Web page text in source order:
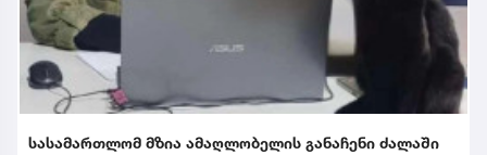
სასამართლომ მზია ამაღლობელის განაჩენი ძალაში